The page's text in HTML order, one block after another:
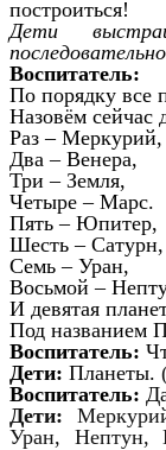
построиться!
Дети
Воспитатель:
По порядку все
Назовём сейчас
Раз – Меркурий,
Два – Венера,
Три – Земля,
Четыре – Марс.
Пять – Юпитер,
Шесть – Сатурн,
Семь – Уран,
Восьмой –
И девятая
Под названием
Воспитатель:
Дети: Планеты.
Воспитатель:
Дети:
Уран, Нептун,